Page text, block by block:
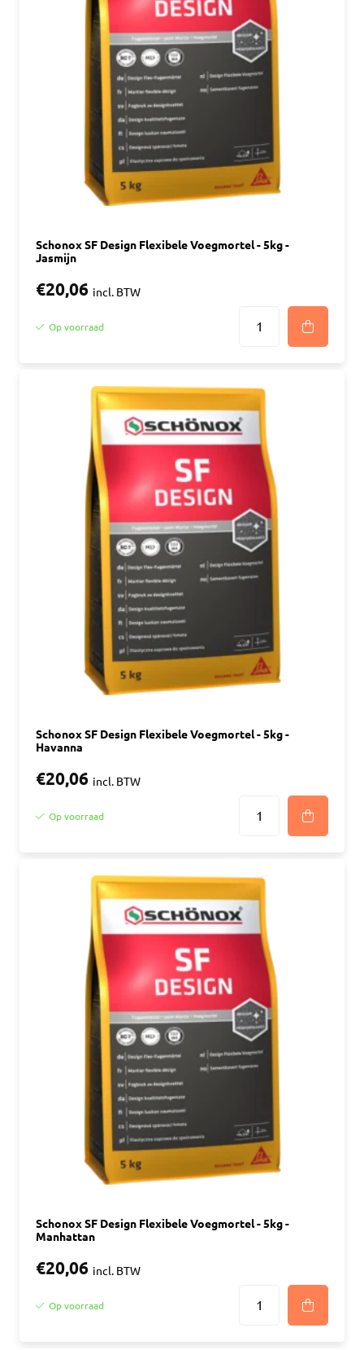
Schonox SF Design Flexibele Voegmortel - 5kg -
Jasmijn
€20,06 incl. BTW
Op voorraad
Schonox SF Design Flexibele Voegmortel - 5kg -
Havanna
€20,06 incl. BTW
Op voorraad
Schonox SF Design Flexibele Voegmortel - 5kg -
Manhattan
€20,06 incl. BTW
Op voorraad